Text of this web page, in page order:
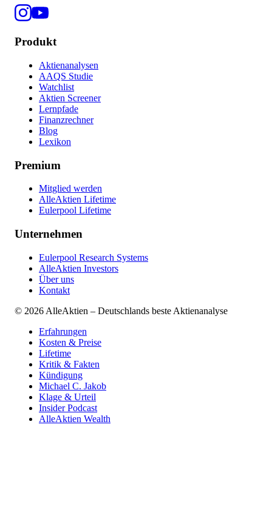
Produkt
Aktienanalysen
AAQS Studie
Watchlist
Aktien Screener
Lernpfade
Finanzrechner
Blog
Lexikon
Premium
Mitglied werden
AlleAktien Lifetime
Eulerpool Lifetime
Unternehmen
Eulerpool Research Systems
AlleAktien Investors
Über uns
Kontakt
© 2026 AlleAktien – Deutschlands beste Aktienanalyse
Erfahrungen
Kosten & Preise
Lifetime
Kritik & Fakten
Kündigung
Michael C. Jakob
Klage & Urteil
Insider Podcast
AlleAktien Wealth